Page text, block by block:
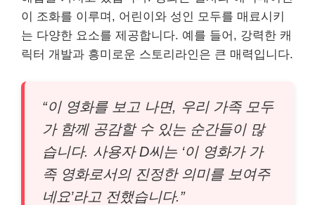
이 조화를 이루며, 어린이와 성인 모두를 매료시키
는 다양한 요소를 제공합니다. 예를 들어, 강력한 캐
릭터 개발과 흥미로운 스토리라인은 큰 매력입니다.
“이 영화를 보고 나면, 우리 가족 모두
가 함께 공감할 수 있는 순간들이 많
습니다. 사용자 D씨는 ‘이 영화가 가
족 영화로서의 진정한 의미를 보여주
네요’라고 전했습니다.”